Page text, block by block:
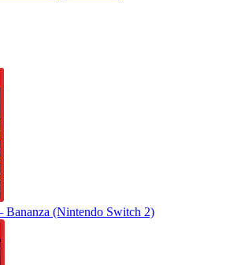
Bananza (Nintendo Switch 2)